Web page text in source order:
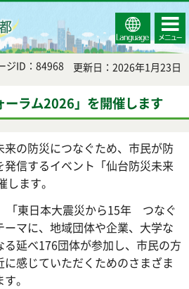
Select
Language
コンテ
ンツメ
ニュー
ジID：84968 更新日：2026年1月23日
ーラム2026」を開催します
の防災につなぐため、市民が防
信するイベント「仙台防災未来
ます。
「東日本大震災から15年 つなぐ
マに、地域団体や企業、大学な
延べ176団体が参加し、市民の方
感じていただくためのさまざま
。